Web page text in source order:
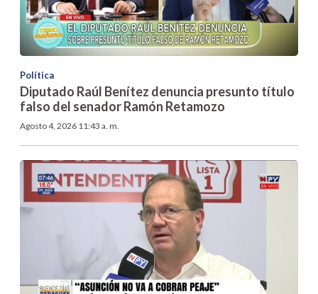
Política
Diputado Raúl Benítez denuncia presunto título
falso del senador Ramón Retamozo
Agosto 4, 2026 11:43 a. m.